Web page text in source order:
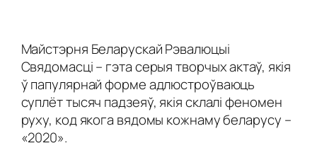
Майстэрня Беларускай Рэвалюцыі
Свядомасці – гэта серыя творчых актаў, якія
ў папулярнай форме адлюстроўваюць
суплёт тысяч падзеяў, якія склалі феномен
руху, код якога вядомы кожнаму беларусу –
«2020».